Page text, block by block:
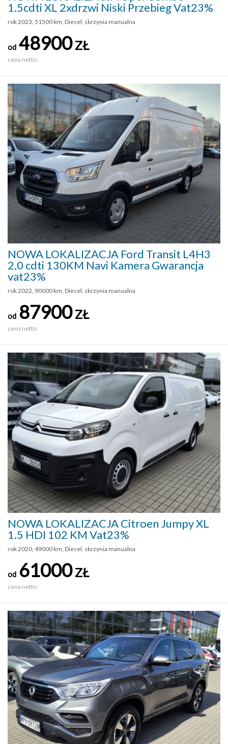
1.5cdti XL 2xdrzwi Niski Przebieg Vat23%
rok 2023, 51500 km, Diesel, skrzynia manualna
od 48900ZŁ
cena netto
NOWA LOKALIZACJA Ford Transit L4H3
2,0 cdti 130KM Navi Kamera Gwarancja
vat23%
rok 2022, 90000 km, Diesel, skrzynia manualna
od 87900ZŁ
cena netto
NOWA LOKALIZACJA Citroen Jumpy XL
1.5 HDI 102 KM Vat23%
rok 2020, 49000 km, Diesel, skrzynia manualna
od 61000ZŁ
cena netto